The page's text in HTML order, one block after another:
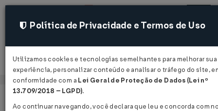
Acessar
Política de Privacidade e Termos de Uso
Utilizamos cookies e tecnologias semelhantes para melhorar sua
experiência, personalizar conteúdo e analisar o tráfego do site,
conformidade com a Lei Geral de Proteção de Dados (Lei nº
13.709/2018 – LGPD).
Ao continuar navegando, você declara que leu e concorda com